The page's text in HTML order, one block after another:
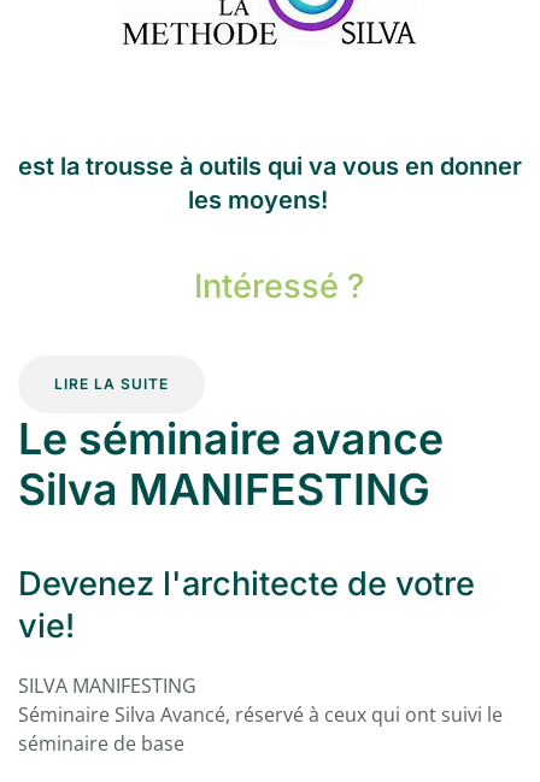
est la trousse à outils qui va vous en donner
les moyens!
Intéressé ?
LIRE LA SUITE
Le séminaire avance
Silva MANIFESTING
Devenez l'architecte de votre
vie!
SILVA MANIFESTING
Séminaire Silva Avancé, réservé à ceux qui ont suivi le
séminaire de base